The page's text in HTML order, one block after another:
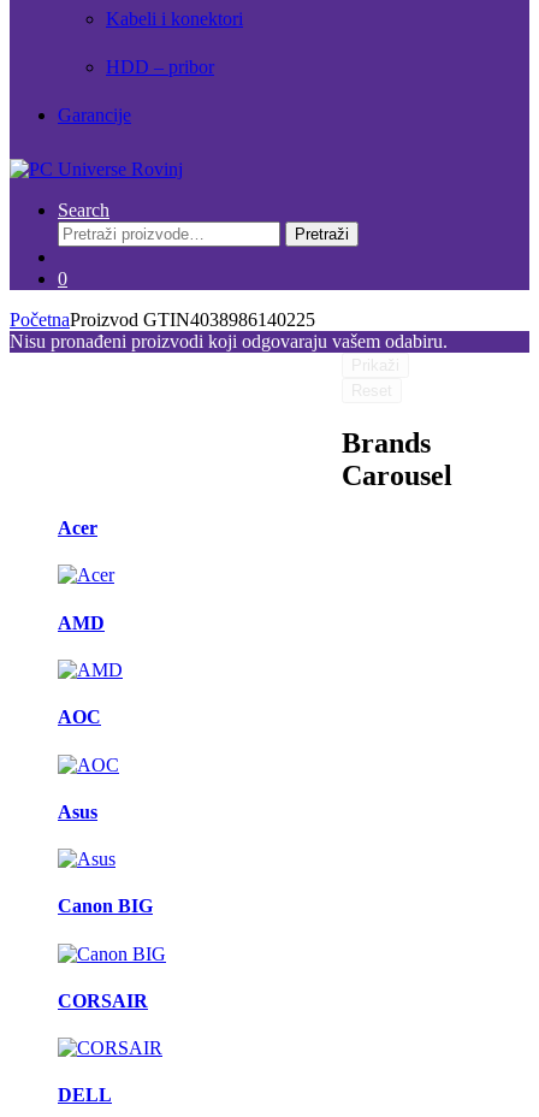
Kabeli i konektori
HDD – pribor
Garancije
Search
Pretraži:
Pretraži
0
PočetnaProizvod GTIN4038986140225
Nisu pronađeni proizvodi koji odgovaraju vašem odabiru.
Brands
Carousel
Acer
AMD
AOC
Asus
Canon BIG
CORSAIR
DELL